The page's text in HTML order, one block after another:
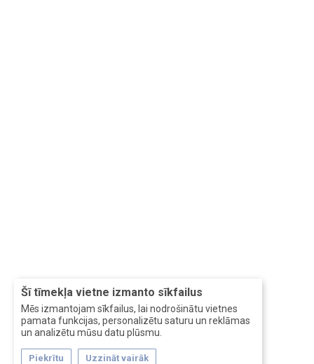
Šī tīmekļa vietne izmanto sīkfailus
Mēs izmantojam sīkfailus, lai nodrošinātu vietnes
pamata funkcijas, personalizētu saturu un reklāmas
un analizētu mūsu datu plūsmu.
Piekrītu Uzzināt vairāk